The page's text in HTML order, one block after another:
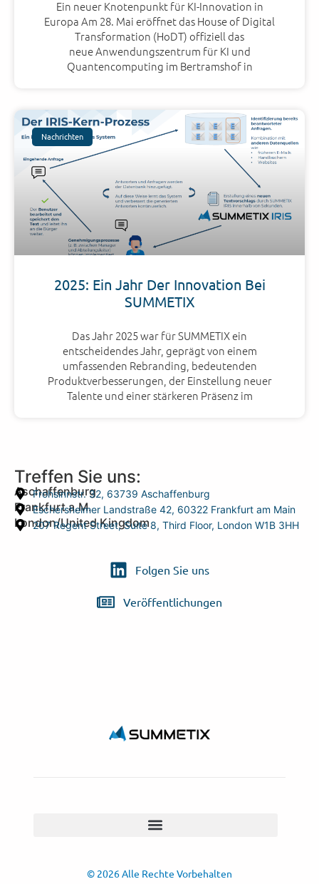
Ein neuer Knotenpunkt für KI-Innovation in
Europa Am 28. Mai eröffnet das House of Digital
Transformation (HoDT) offiziell das
neue Anwendungszentrum für KI und
Quantencomputing im Bertramshof in
Nachrichten
2025: Ein Jahr Der Innovation Bei
SUMMETIX
Das Jahr 2025 war für SUMMETIX ein
entscheidendes Jahr, geprägt von einem
umfassenden Rebranding, bedeutenden
Produktverbesserungen, der Einstellung neuer
Talente und einer stärkeren Präsenz im
Treffen Sie uns:
Aschaffenburg
Frohsinnstr. 32, 63739 Aschaffenburg
Frankfurt a.M.
Eschersheimer Landstraße 42, 60322 Frankfurt am Main
London/United Kingdom
207 Regent Street, Suite 8, Third Floor, London W1B 3HH
Folgen Sie uns
Veröffentlichungen
© 2026 Alle Rechte Vorbehalten